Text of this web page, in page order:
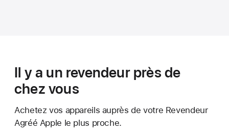
Il y a un revendeur près de
chez vous
Achetez vos appareils auprès de votre Revendeur
Agréé Apple le plus proche.